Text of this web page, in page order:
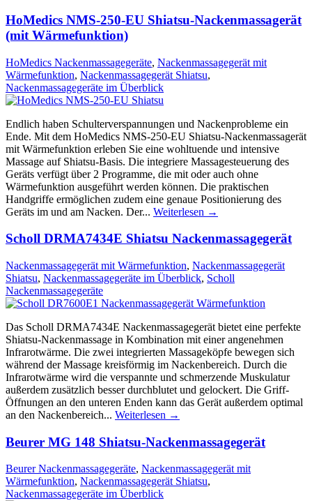
HoMedics NMS-250-EU Shiatsu-Nackenmassagerät
(mit Wärmefunktion)
HoMedics Nackenmassagegeräte, Nackenmassagegerät mit
Wärmefunktion, Nackenmassagegerät Shiatsu,
Nackenmassagegeräte im Überblick
Endlich haben Schulterverspannungen und Nackenprobleme ein
Ende. Mit dem HoMedics NMS-250-EU Shiatsu-Nackenmassagerät
mit Wärmefunktion erleben Sie eine wohltuende und intensive
Massage auf Shiatsu-Basis. Die integriere Massagesteuerung des
Geräts verfügt über 2 Programme, die mit oder auch ohne
Wärmefunktion ausgeführt werden können. Die praktischen
Handgriffe ermöglichen zudem eine genaue Positionierung des
Geräts im und am Nacken. Der... Weiterlesen →
Scholl DRMA7434E Shiatsu Nackenmassagegerät
Nackenmassagegerät mit Wärmefunktion, Nackenmassagegerät
Shiatsu, Nackenmassagegeräte im Überblick, Scholl
Nackenmassagegeräte
Das Scholl DRMA7434E Nackenmassagegerät bietet eine perfekte
Shiatsu-Nackenmassage in Kombination mit einer angenehmen
Infrarotwärme. Die zwei integrierten Massageköpfe bewegen sich
während der Massage kreisförmig im Nackenbereich. Durch die
Infrarotwärme wird die verspannte und schmerzende Muskulatur
außerdem zusätzlich besser durchblutet und gelockert. Die Griff-
Öffnungen an den unteren Enden kann das Gerät außerdem optimal
an den Nackenbereich... Weiterlesen →
Beurer MG 148 Shiatsu-Nackenmassagegerät
Beurer Nackenmassagegeräte, Nackenmassagegerät mit
Wärmefunktion, Nackenmassagegerät Shiatsu,
Nackenmassagegeräte im Überblick